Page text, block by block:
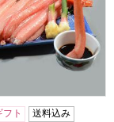
ト
送料込み